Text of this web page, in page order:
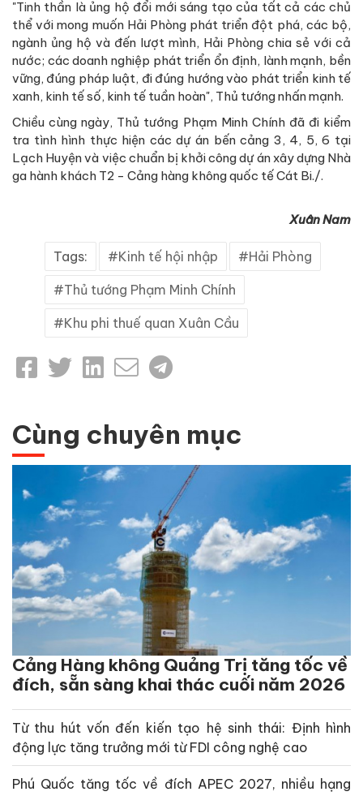
"Tinh thần là ủng hộ đổi mới sáng tạo của tất cả các chủ
thể với mong muốn Hải Phòng phát triển đột phá, các bộ,
ngành ủng hộ và đến lượt mình, Hải Phòng chia sẻ với cả
nước; các doanh nghiệp phát triển ổn định, lành mạnh, bền
vững, đúng pháp luật, đi đúng hướng vào phát triển kinh tế
xanh, kinh tế số, kinh tế tuần hoàn", Thủ tướng nhấn mạnh.
Chiều cùng ngày, Thủ tướng Phạm Minh Chính đã đi kiểm
tra tình hình thực hiện các dự án bến cảng 3, 4, 5, 6 tại
Lạch Huyện và việc chuẩn bị khởi công dự án xây dựng Nhà
ga hành khách T2 - Cảng hàng không quốc tế Cát Bi./.
Xuân Nam
Tags: Kinh tế hội nhập Hải Phòng
Thủ tướng Phạm Minh Chính
Khu phi thuế quan Xuân Cầu
Cùng chuyên mục
Cảng Hàng không Quảng Trị tăng tốc về
đích, sẵn sàng khai thác cuối năm 2026
Từ thu hút vốn đến kiến tạo hệ sinh thái: Định hình
động lực tăng trưởng mới từ FDI công nghệ cao
Phú Quốc tăng tốc về đích APEC 2027, nhiều hạng